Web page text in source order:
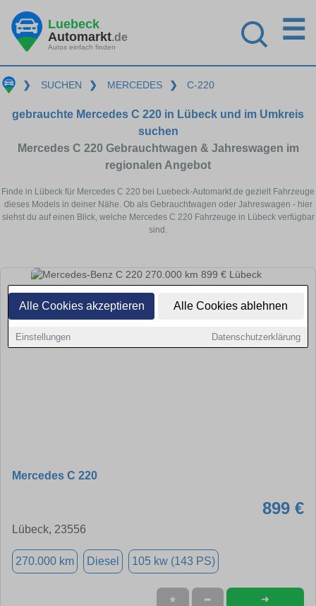
Alle Cookies akzeptieren Alle Cookies ablehnen
Einstellungen Datenschutzerklärung
Luebeck
Automarkt.de
Autos einfach finden
☰
❯ SUCHEN ❯ MERCEDES ❯ C-220
gebrauchte Mercedes C 220 in Lübeck und im Umkreis
suchen
Mercedes C 220 Gebrauchtwagen & Jahreswagen im
regionalen Angebot
Finde in Lübeck für Mercedes C 220 bei Luebeck-Automarkt.de gezielt Fahrzeuge
dieses Models in deiner Nähe. Ob als Gebrauchtwagen oder Jahreswagen - hier
siehst du auf einen Blick, welche Mercedes C 220 Fahrzeuge in Lübeck verfügbar
sind.
Mercedes C 220
899 €
Lübeck, 23556
270.000 km Diesel 105 kw (143 PS)
★ ➦ ➜